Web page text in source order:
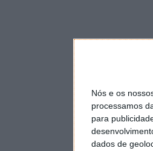
Nós e os
processamos
para
dados de